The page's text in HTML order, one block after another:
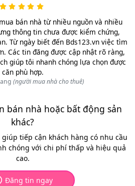
bán nhà từ nhiều nguồn và nhiều
thông tin chưa được kiểm chứng,
Từ ngày biết đến Bds123.vn việc tìm
Các tin đăng được cập nhật rõ ràng,
giúp tôi nhanh chóng lựa chọn được
căn phù hợp.
(người mua nhà cho thuê)
bán nhà hoặc bất động sản
khác?
tiếp cận khách hàng có nhu cầu
chóng với chi phí thấp và hiệu quả
cao.
Đăng tin ngay